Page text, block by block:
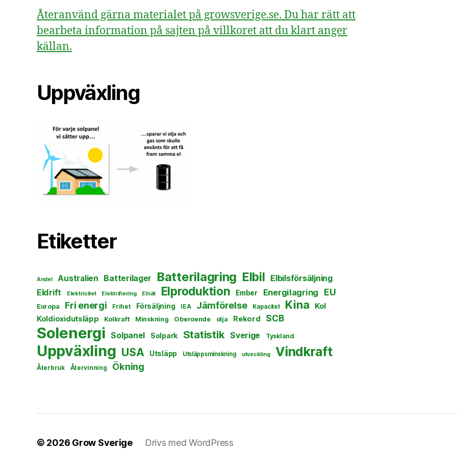
Återanvänd gärna materialet på growsverige.se. Du har rätt att
bearbeta information på sajten på villkoret att du klart anger
källan.
Uppväxling
Etiketter
Andel Australien Batterilager Batterilagring Elbil Elbilsförsäljning
Eldrift
Elektricitet Elektrifiering Elnät Elproduktion Ember Energilagring EU
Europa Fri energi Frihet Försäljning IEA Jämförelse Kapacitet Kina Kol
Koldioxidutsläpp Kolkraft Minskning Oberoende olja Rekord SCB
Solenergi Solpanel Solpark Statistik Sverige Tyskland
Uppväxling USA Utsläpp Utsläppsminskning utveckling Vindkraft
Återbruk Återvinning Ökning
© 2026 Grow Sverige Drivs med WordPress